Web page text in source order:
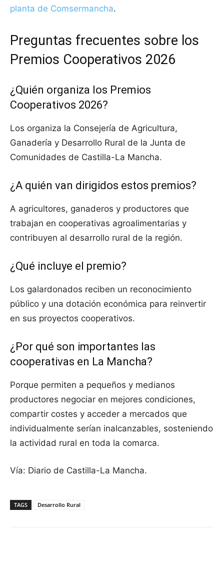
planta de Comsermancha.
Preguntas frecuentes sobre los
Premios Cooperativos 2026
¿Quién organiza los Premios
Cooperativos 2026?
Los organiza la Consejería de Agricultura,
Ganadería y Desarrollo Rural de la Junta de
Comunidades de Castilla-La Mancha.
¿A quién van dirigidos estos premios?
A agricultores, ganaderos y productores que
trabajan en cooperativas agroalimentarias y
contribuyen al desarrollo rural de la región.
¿Qué incluye el premio?
Los galardonados reciben un reconocimiento
público y una dotación económica para reinvertir
en sus proyectos cooperativos.
¿Por qué son importantes las
cooperativas en La Mancha?
Porque permiten a pequeños y medianos
productores negociar en mejores condiciones,
compartir costes y acceder a mercados que
individualmente serían inalcanzables, sosteniendo
la actividad rural en toda la comarca.
Vía: Diario de Castilla-La Mancha.
TAGS Desarrollo Rural